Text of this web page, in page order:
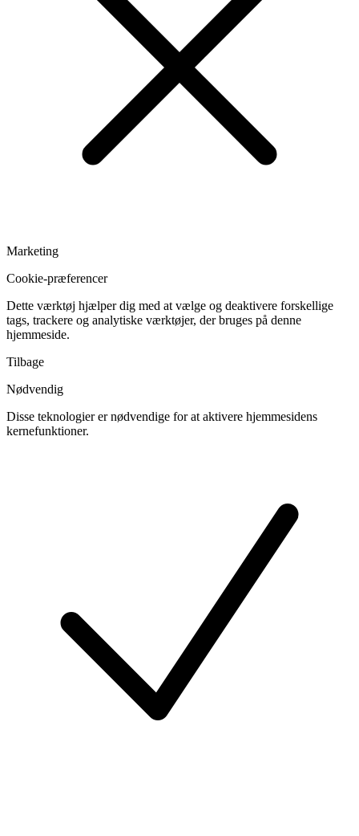
Marketing
Cookie-præferencer
Dette værktøj hjælper dig med at vælge og deaktivere forskellige
tags, trackere og analytiske værktøjer, der bruges på denne
hjemmeside.
Tilbage
Nødvendig
Disse teknologier er nødvendige for at aktivere hjemmesidens
kernefunktioner.